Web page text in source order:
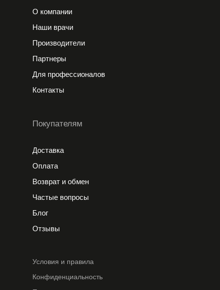
Покупателям
Условия и правила
Конфиденциальность
О компании
Доставка
Наши врачи
Оплата
Производители
Возврат и обмен
Партнеры
Для профессионалов
Контакты
Частые вопросы
Блог
Отзывы